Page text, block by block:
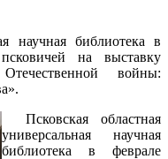
научная библиотека в
на выставку
войны:
Псковская областная
универсальная научная
библиотека в феврале